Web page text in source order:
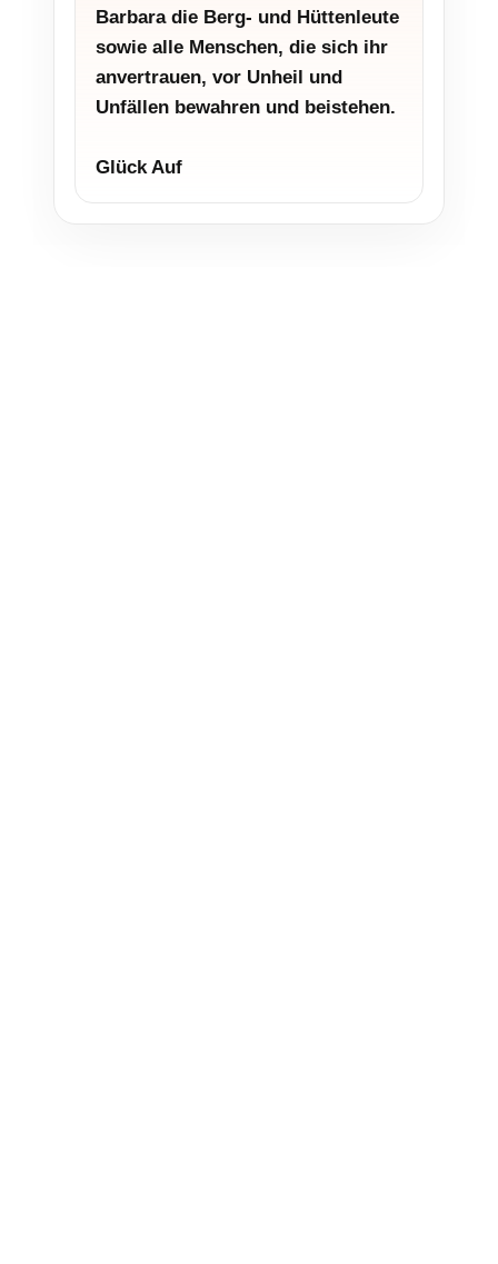
Barbara die Berg- und Hüttenleute
sowie alle Menschen, die sich ihr
anvertrauen, vor Unheil und
Unfällen bewahren und beistehen.
Glück Auf